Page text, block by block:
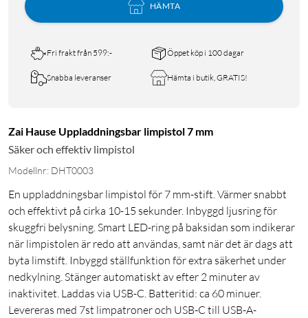
HÄMTA
Fri frakt från 599:- Öppet köp i 100 dagar
Snabba leveranser Hämta i butik, GRATIS!
Zai Hause Uppladdningsbar limpistol 7 mm
Säker och effektiv limpistol
Modellnr: DHT0003
En uppladdningsbar limpistol för 7 mm-stift. Värmer snabbt
och effektivt på cirka 10-15 sekunder. Inbyggd ljusring för
skuggfri belysning. Smart LED-ring på baksidan som indikerar
när limpistolen är redo att användas, samt när det är dags att
byta limstift. Inbyggd ställfunktion för extra säkerhet under
nedkylning. Stänger automatiskt av efter 2 minuter av
inaktivitet. Laddas via USB-C. Batteritid: ca 60 minuer.
Levereras med 7st limpatroner och USB-C till USB-A-